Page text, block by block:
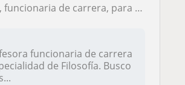
de carrera, para clases particulares E.S.O. y Bachillerato
funcionaria de carrera
de Filosofía. Busco